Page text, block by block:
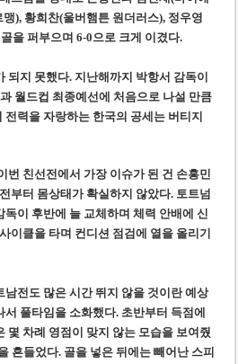
), 황희찬(울버햄튼 원더러스), 정우영
을 퍼부으며 6-0으로 크게 이겼다.
되지 못했다. 지난해까지 박항서 감독이
월드컵 최종예선에 처음으로 나설 만큼
력을 자랑하는 한국의 공세는 버티지
번 친선전에서 가장 이슈가 된 건 손흥민
부터 몸상태가 확실하지 않았다. 토트넘
이 후반에 늘 교체하며 체력 안배에 신
이클을 타며 컨디션 점검에 열을 올리기
남전도 많은 시간 뛰지 않을 것이란 예상
풀타임을 소화했다. 초반부터 득점에
몇 차례 영점이 맞지 않는 모습을 보여줬
흔들었다. 골을 넣은 뒤에는 빼어난 스피